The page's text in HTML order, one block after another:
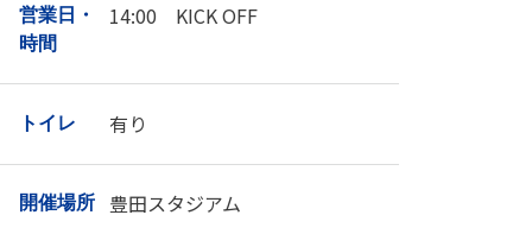
営業日・
時間
14:00 KICK OFF
トイレ 有り
開催場所 豊田スタジアム